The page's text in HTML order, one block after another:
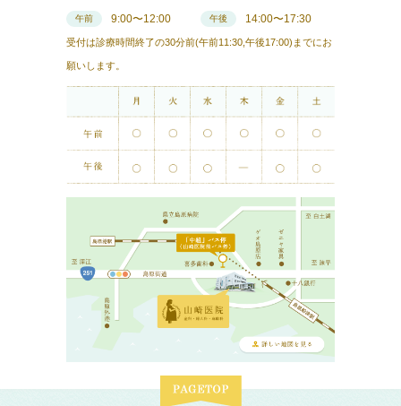
午前 9:00〜12:00 午後 14:00〜17:30
受付は診療時間終了の30分前(午前11:30,午後17:00)までにお
願いします。